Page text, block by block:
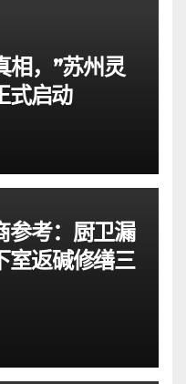
相，”苏州灵
式启动
参考：厨卫漏
室返碱修缮三